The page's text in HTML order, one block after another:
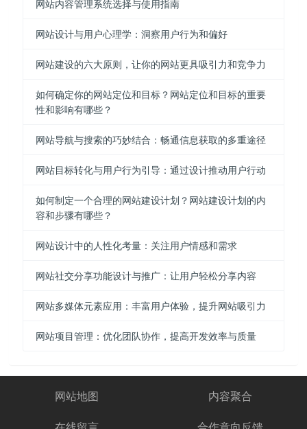
网站内容管理系统选择与使用指南
网站设计与用户心理学：洞察用户行为和偏好
网站建设的六大原则，让你的网站更具吸引力和竞争力
如何确定你的网站定位和目标？网站定位和目标的重要
性和影响有哪些？
网站导航与搜索的巧妙结合：畅通信息获取的多重途径
网站目标转化与用户行为引导：通过设计推动用户行动
如何制定一个合理的网站建设计划？网站建设计划的内
容和步骤有哪些？
网站设计中的人性化考量：关注用户情感和需求
网站社交分享功能设计与推广：让用户轻松分享内容
网站多媒体元素应用：丰富用户体验，提升网站吸引力
网站项目管理：优化团队协作，提高开发效率与质量
网站地图 内容聚合